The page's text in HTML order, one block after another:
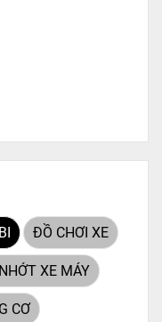
ĐỒ CHƠI XE
XE MÁY
CƠ